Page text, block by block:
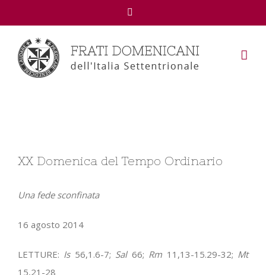
Larger
XX Domenica del Tempo Ordinario
Una fede sconfinata
16 agosto 2014
LETTURE: Is56,1.6-7; Sal66; Rm 11,13-15.29-32; Mt
15,21-28